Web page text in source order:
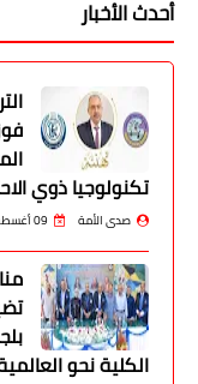
أحدث الأخبار
تكنولوجيا ذوي
صدى الأمة 09 أغسطس 2026
الكلية نحو